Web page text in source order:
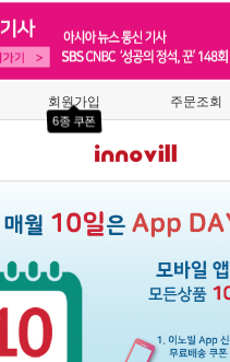
회원가입
6종 쿠폰
주문조회